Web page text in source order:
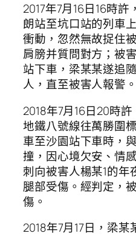
2017年7月16日16時
朗站至坑口站的列車
衝動，忽然無故捉住被
肩膀并質問對方；被
站下車，梁某某遂追
人，直至被害人報警。
2018年7月16日20時
地鐵八號線往萬勝圍
車至沙園站下車時，
撞，因心境欠安、情
刺向被害人楊某1的
腿部受傷。經判定，
傷。
2018年7月17日，梁某